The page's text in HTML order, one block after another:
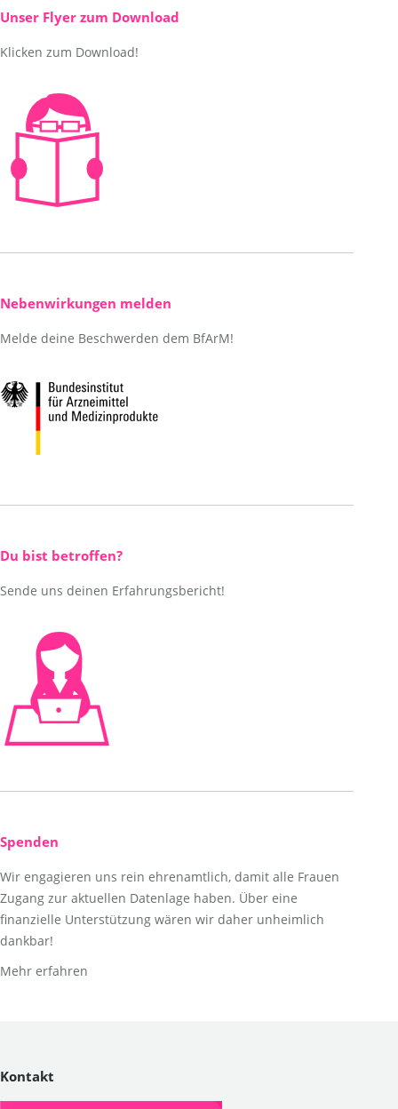
newin
window
Unser Flyer zum Download
Klicken zum Download!
Nebenwirkungen melden
Melde deine Beschwerden dem BfArM!
Du bist betroffen?
Sende uns deinen Erfahrungsbericht!
Spenden
Wir engagieren uns rein ehrenamtlich, damit alle Frauen
Zugang zur aktuellen Datenlage haben. Über eine
finanzielle Unterstützung wären wir daher unheimlich
dankbar!
Mehr erfahren
Kontakt